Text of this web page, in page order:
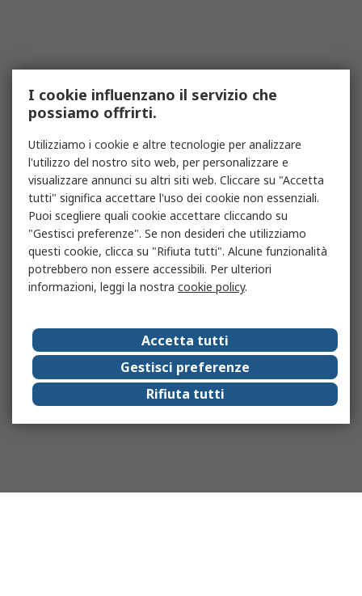
I cookie influenzano il servizio che
possiamo offrirti.
Utilizziamo i cookie e altre tecnologie per analizzare
l'utilizzo del nostro sito web, per personalizzare e
visualizzare annunci su altri siti web. Cliccare su "Accetta
tutti" significa accettare l'uso dei cookie non essenziali.
Puoi scegliere quali cookie accettare cliccando su
"Gestisci preferenze". Se non desideri che utilizziamo
questi cookie, clicca su "Rifiuta tutti". Alcune funzionalità
potrebbero non essere accessibili. Per ulteriori
informazioni, leggi la nostra cookie policy.
Accetta tutti
Gestisci preferenze
Rifiuta tutti